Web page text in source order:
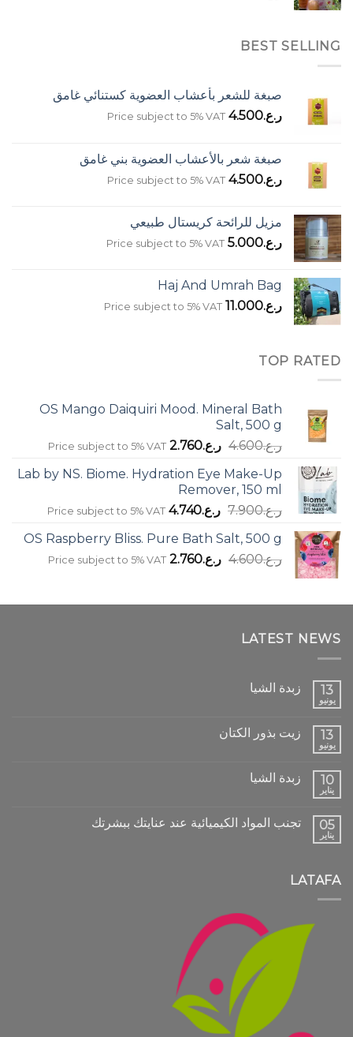
BEST SELLING
صبغة للشعر بأعشاب العضوية كستنائي غامق
ر.ع.4.500
Price subject to 5% VAT
صبغة شعر بالأعشاب العضوية بني غامق
ر.ع.4.500
Price subject to 5% VAT
مزيل للرائحة كريستال طبيعي
ر.ع.5.000
Price subject to 5% VAT
Haj And Umrah Bag
ر.ع.11.000
Price subject to 5% VAT
TOP RATED
OS Mango Daiquiri Mood. Mineral Bath
Salt, 500 g
ر.ع.4.600 السعر
هو:
ر.ع.4.600.
ر.ع.2.760السعر
هو:
Price subject to 5% VAT
Lab by NS. Biome. Hydration Eye Make-Up
Remover, 150 ml
ر.ع.7.900 السعر
هو:
ر.ع.7.900.
ر.ع.4.740السعر
هو:
ر.ع.4.740.
Price subject to 5% VAT
OS Raspberry Bliss. Pure Bath Salt, 500 g
ر.ع.4.600 السعر
ر.ع.4.600.
ر.ع.2.760السعر
ر.ع.2.760.
Price subject to 5% VAT
LATEST NEWS
13
يونيو
زبدة الشيا
13
يونيو
زيت بذور الكتان
10
يناير
زبدة الشيا
05
يناير
تجنب المواد الكيميائية عند عنايتك ببشرتك
LATAFA